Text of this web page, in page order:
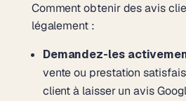
Comment obtenir des avis
légalement :
Demandez-les
vente ou prestation
client à laisser un avis